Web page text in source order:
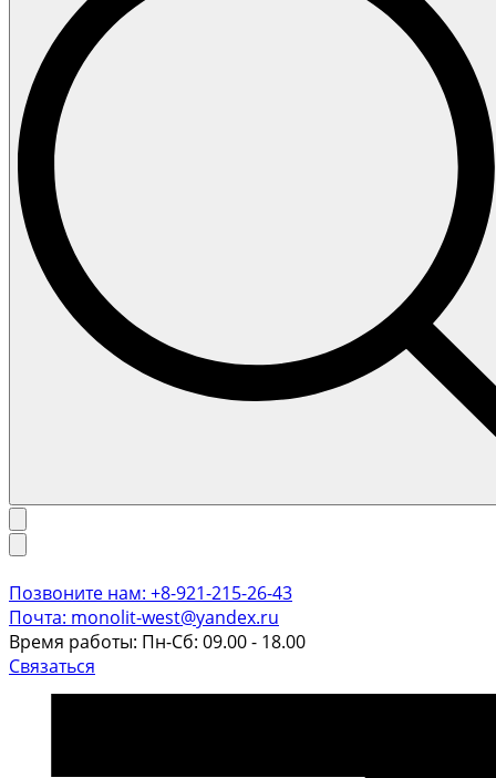
Позвоните нам: +8-921-215-26-43
Почта: monolit-west@yandex.ru
Время работы: Пн-Сб: 09.00 - 18.00
Связаться